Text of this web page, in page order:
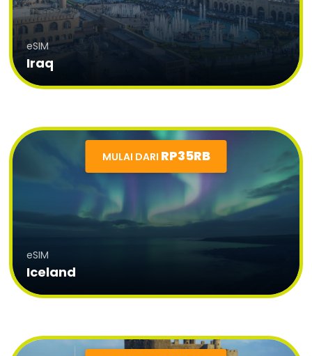
eSIM
Iraq
MULAI DARI RP35RB
eSIM
Iceland